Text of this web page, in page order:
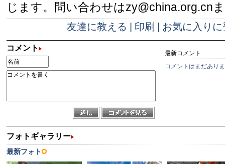
じます。問い合わせはzy@china.org.cn
友達に教える 印刷 お気に入りに
コメント
最新コメント
コメントはまだあり